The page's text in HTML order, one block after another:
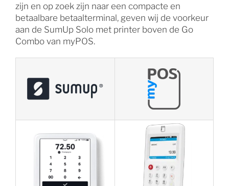
zijn en op zoek zijn naar een compacte en
betaalbare betaalterminal, geven wij de voorkeur
aan de SumUp Solo met printer boven de Go
Combo van myPOS.